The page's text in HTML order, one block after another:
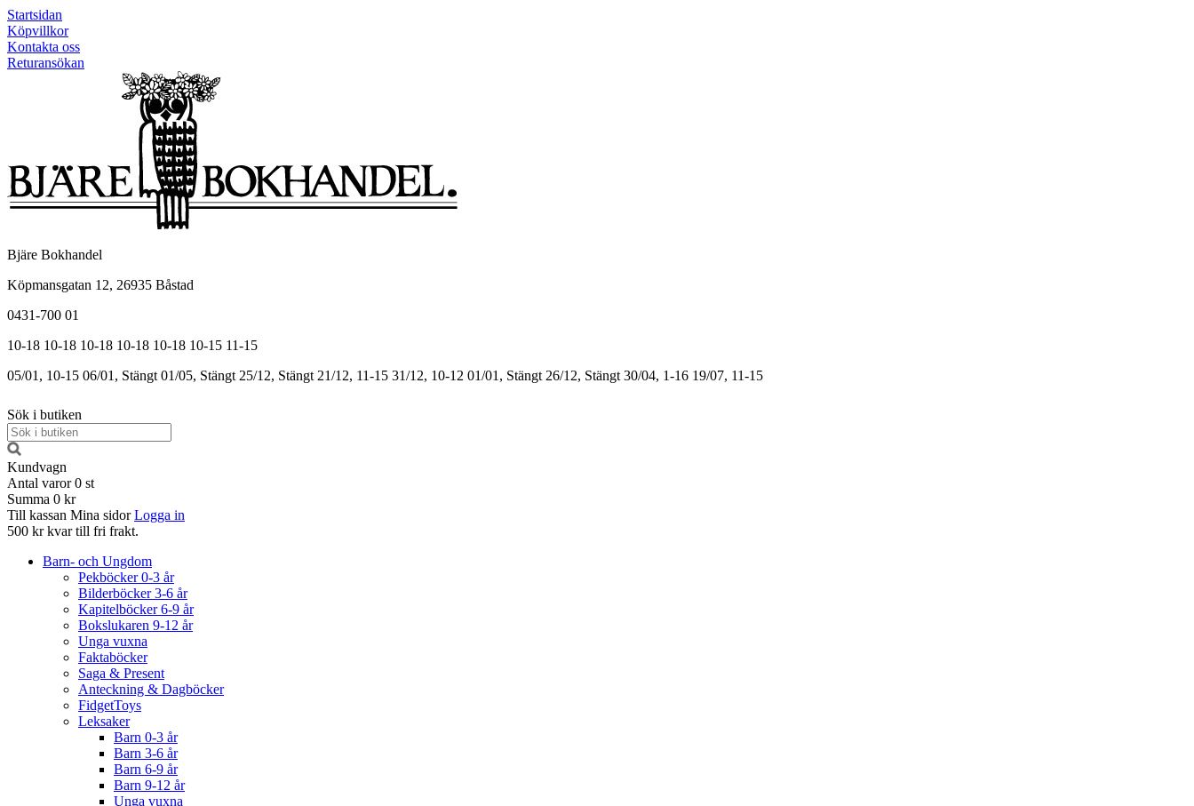
Startsidan
Köpvillkor
Kontakta oss
Returansökan
Bjäre Bokhandel
Köpmansgatan 12, 26935 Båstad
0431-700 01
10-18 10-18 10-18 10-18 10-18 10-15 11-15
05/01, 10-15 06/01, Stängt 01/05, Stängt 25/12, Stängt 21/12, 11-15 31/12, 10-12 01/01, Stängt 26/12, Stängt 30/04, 1-16 19/07, 11-15
Sök i butiken
Kundvagn
Antal varor 0 st
Summa 0 kr
Till kassan Mina sidor Logga in
500 kr kvar till fri frakt.
Barn- och Ungdom
Pekböcker 0-3 år
Bilderböcker 3-6 år
Kapitelböcker 6-9 år
Bokslukaren 9-12 år
Unga vuxna
Faktaböcker
Saga & Present
Anteckning & Dagböcker
FidgetToys
Leksaker
Barn 0-3 år
Barn 3-6 år
Barn 6-9 år
Barn 9-12 år
Unga vuxna